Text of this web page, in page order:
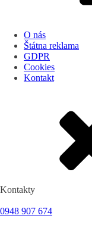
O nás
Štátna reklama
GDPR
Cookies
Kontakt
Kontakty
0948 907 674